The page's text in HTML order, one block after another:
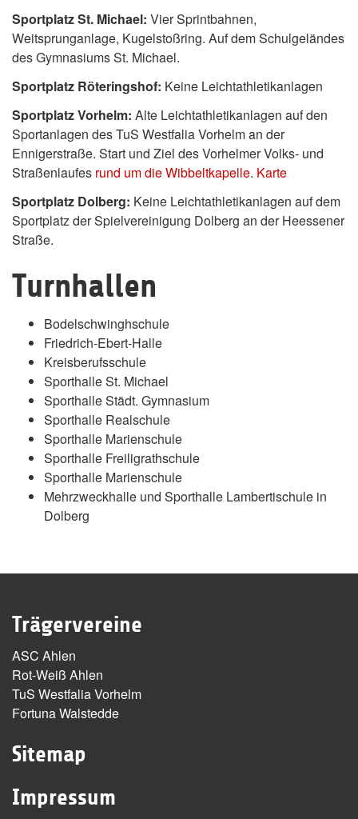
Sportplatz St. Michael: Vier Sprintbahnen,
Weitsprunganlage, Kugelstoßring. Auf dem Schulgeländes
des Gymnasiums St. Michael.
Sportplatz Röteringshof: Keine Leichtathletikanlagen
Sportplatz Vorhelm: Alte Leichtathletikanlagen auf den
Sportanlagen des TuS Westfalia Vorhelm an der
Ennigerstraße. Start und Ziel des Vorhelmer Volks- und
Straßenlaufes rund um die Wibbeltkapelle. Karte
Sportplatz Dolberg: Keine Leichtathletikanlagen auf dem
Sportplatz der Spielvereinigung Dolberg an der Heessener
Straße.
Turnhallen
Bodelschwinghschule
Friedrich-Ebert-Halle
Kreisberufsschule
Sporthalle St. Michael
Sporthalle Städt. Gymnasium
Sporthalle Realschule
Sporthalle Marienschule
Sporthalle Freiligrathschule
Sporthalle Marienschule
Mehrzweckhalle und Sporthalle Lambertischule in
Dolberg
Trägervereine
ASC Ahlen
Rot-Weiß Ahlen
TuS Westfalia Vorhelm
Fortuna Walstedde
Sitemap
Impressum